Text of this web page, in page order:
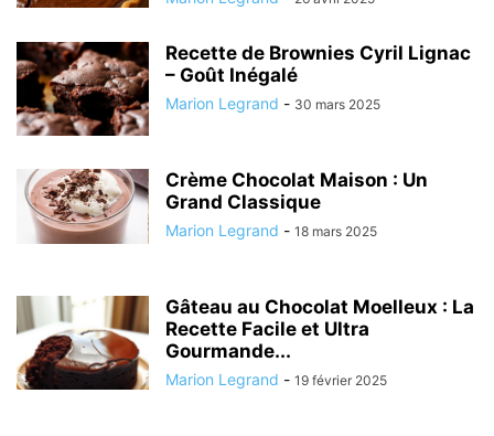
Recette de Brownies Cyril Lignac
– Goût Inégalé
Marion Legrand - 30 mars 2025
Crème Chocolat Maison : Un
Grand Classique
Marion Legrand - 18 mars 2025
Gâteau au Chocolat Moelleux : La
Recette Facile et Ultra
Gourmande...
Marion Legrand - 19 février 2025